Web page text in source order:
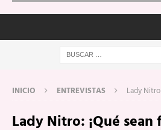
INICIO ENTREVISTAS Lady
Lady Nitro: ¡Qué sean